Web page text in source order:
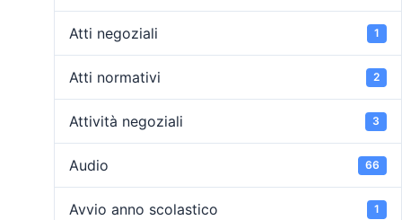
Atti negoziali 1
Atti normativi 2
Attività negoziali 3
Audio 66
Avvio anno scolastico 1